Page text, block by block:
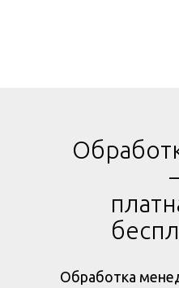
Обработка